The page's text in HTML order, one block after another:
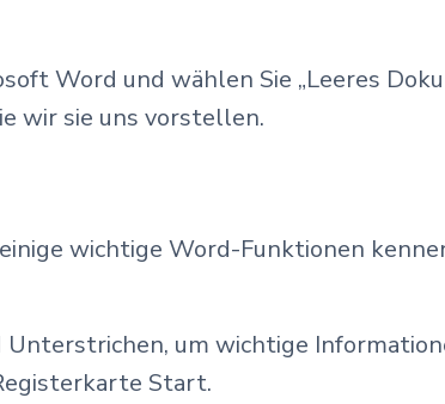
Word und wählen Sie „Leeres
wir sie uns vorstellen.
wichtige Word-Funktionen
um wichtige
Start.